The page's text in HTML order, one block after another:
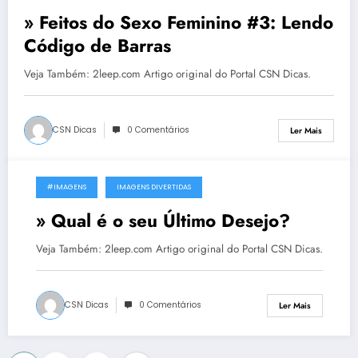
» Feitos do Sexo Feminino #3: Lendo
Código de Barras
Veja Também: 2leep.com Artigo original do Portal CSN Dicas.
CSN Dicas 0 Comentários Ler Mais
20 de Outubro, 2011
#IMAGENS IMAGENS DIVERTIDAS
» Qual é o seu Último Desejo?
Veja Também: 2leep.com Artigo original do Portal CSN Dicas.
CSN Dicas 0 Comentários Ler Mais